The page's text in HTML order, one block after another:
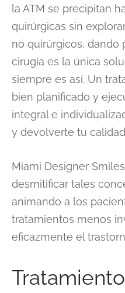
la ATM se precipitan
quirúrgicas sin
no quirúrgicos, dando
cirugía es la única
siempre es así. Un
bien planificado y
integral e
y devolverte tu
Miami Designer
desmitificar tales
animando a los
tratamientos menos
eficazmente el